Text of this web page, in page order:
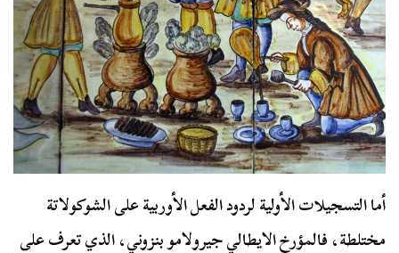
أما التسجيلات الأولية لردود الفعل الأوربية على الشوكولاتة
مختلطة، فالمؤرخ الايطالي جيرولامو بنزوني، الذي تعرف على